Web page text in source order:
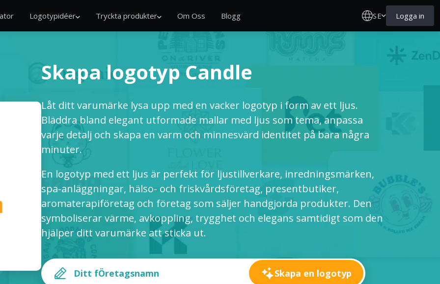
Logotypidéer Tryckta produkter Om Oss Blogg SE Logga in
Skapa logotyp Candle
Låt ditt varumärke lysa upp med en vacker logotyp i form av ett ljus.
Bläddra bland elegant utformade mallar med ljus som tema, anpassa
varje detalj och skapa en varm och minnesvärd identitet på bara några
minuter.
En logotyp med ett ljus är perfekt för ljustillverkare, inredningsmärken,
spa-anläggningar, hälso- och friskvårdsföretag, presentbutiker,
aromaterapiföretag och företag som säljer handgjorda produkter. Den
symboliserar värme, avkoppling, trygghet och elegans samtidigt som den
hjälper ditt varumärke att sticka ut.
Skapa en logotyp